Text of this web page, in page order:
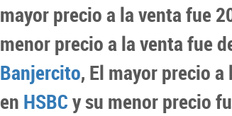
mayor precio a la venta fue
menor precio a la venta fue
Banjercito, El mayor precio
en HSBCy su menor precio